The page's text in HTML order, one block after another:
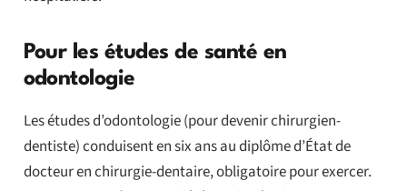
Pour les études de santé en
odontologie
Les études d’odontologie (pour devenir chirurgien-
dentiste) conduisent en six ans au diplôme d’État de
docteur en chirurgie-dentaire, obligatoire pour exercer.